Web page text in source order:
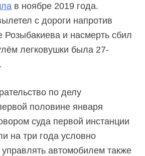
в ноябре 2019 года.
с дороги напротив
Розыбакиева и насмерть сбил
легковушки была 27-
по делу
половине января
суда первой инстанции
на три года условно
автомобилем также